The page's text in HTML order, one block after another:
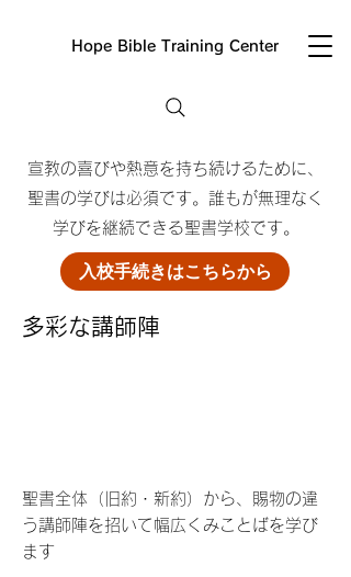
Hope Bible Training Center
宣教の喜びや熱意を持ち続けるために、
聖書の学びは必須です。誰もが無理なく
学びを継続できる聖書学校です。
入校手続きはこちらから
​多彩な講師陣
聖書全体（旧約・新約）から、賜物の違
う講師陣を招いて幅広くみことばを学び
ます